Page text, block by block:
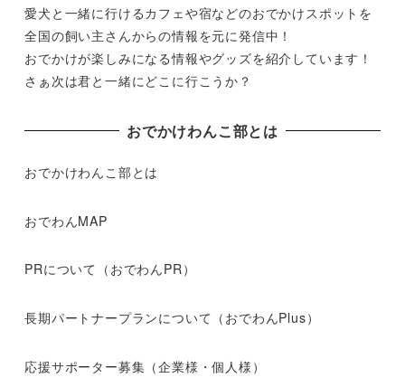
愛犬と一緒に行けるカフェや宿などのおでかけスポットを
全国の飼い主さんからの情報を元に発信中！
おでかけが楽しみになる情報やグッズを紹介しています！
さぁ次は君と一緒にどこに行こうか？
おでかけわんこ部とは
おでかけわんこ部とは
おでわんMAP
PRについて（おでわんPR）
長期パートナープランについて（おでわんPlus）
応援サポーター募集（企業様・個人様）